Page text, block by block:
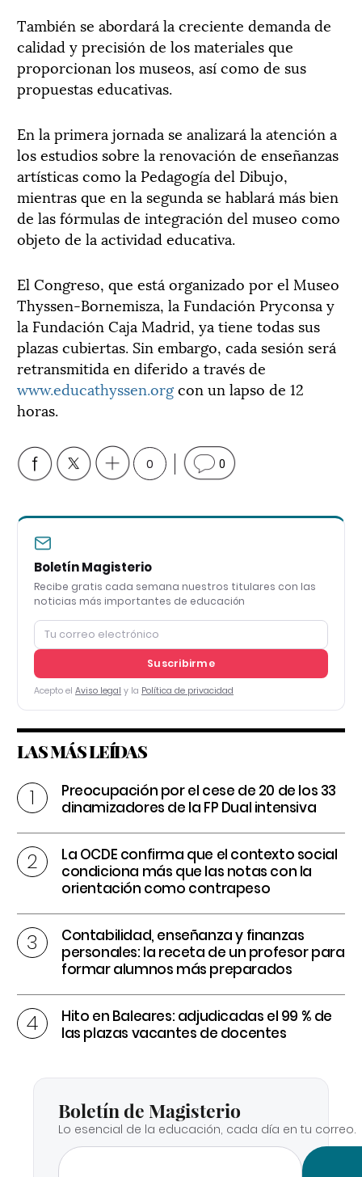
También se abordará la creciente demanda de
calidad y precisión de los materiales que
proporcionan los museos, así como de sus
propuestas educativas.
En la primera jornada se analizará la atención a
los estudios sobre la renovación de enseñanzas
artísticas como la Pedagogía del Dibujo,
mientras que en la segunda se hablará más bien
de las fórmulas de integración del museo como
objeto de la actividad educativa.
El Congreso, que está organizado por el Museo
Thyssen-Bornemisza, la Fundación Pryconsa y
la Fundación Caja Madrid, ya tiene todas sus
plazas cubiertas. Sin embargo, cada sesión será
retransmitida en diferido a través de
www.educathyssen.orgcon un lapso de 12
horas.
0 0
Boletín Magisterio
Recibe gratis cada semana nuestros titulares con las
noticias más importantes de educación
Suscribirme
Acepto el Aviso legal y la Política de privacidad
LAS MÁS LEÍDAS
Preocupación por el cese de 20 de los 33
dinamizadores de la FP Dual intensiva
La OCDE confirma que el contexto social
condiciona más que las notas con la
orientación como contrapeso
Contabilidad, enseñanza y finanzas
personales: la receta de un profesor para
formar alumnos más preparados
Hito en Baleares: adjudicadas el 99 % de
las plazas vacantes de docentes
Boletín de Magisterio
Lo esencial de la educación, cada día en tu correo.